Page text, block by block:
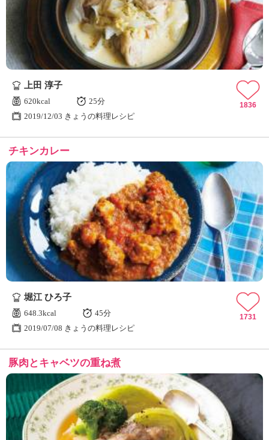
上田 淳子
620kcal
25分
2019/12/03 きょうの料理レシピ
1836
チキンカレー
堀江 ひろ子
648.3kcal
45分
2019/07/08 きょうの料理レシピ
1731
豚肉とキャベツの重ね煮